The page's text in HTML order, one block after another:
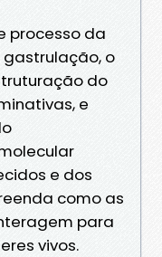
processo da
o
do
e
e dos
como as
para
vivos.